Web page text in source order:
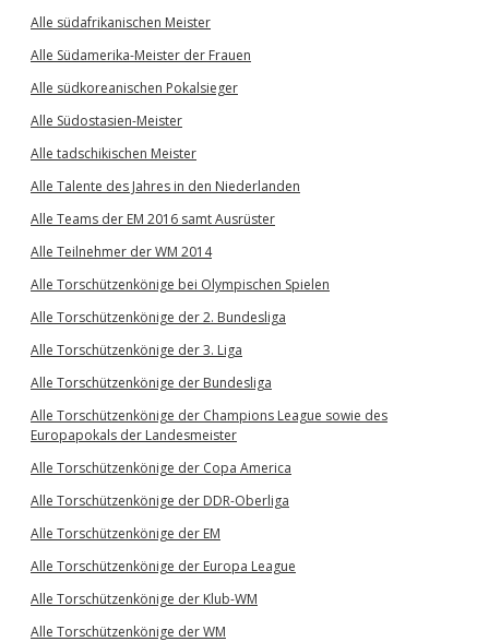
Alle südafrikanischen Meister
Alle Südamerika-Meister der Frauen
Alle südkoreanischen Pokalsieger
Alle Südostasien-Meister
Alle tadschikischen Meister
Alle Talente des Jahres in den Niederlanden
Alle Teams der EM 2016 samt Ausrüster
Alle Teilnehmer der WM 2014
Alle Torschützenkönige bei Olympischen Spielen
Alle Torschützenkönige der 2. Bundesliga
Alle Torschützenkönige der 3. Liga
Alle Torschützenkönige der Bundesliga
Alle Torschützenkönige der Champions League sowie des
Europapokals der Landesmeister
Alle Torschützenkönige der Copa America
Alle Torschützenkönige der DDR-Oberliga
Alle Torschützenkönige der EM
Alle Torschützenkönige der Europa League
Alle Torschützenkönige der Klub-WM
Alle Torschützenkönige der WM